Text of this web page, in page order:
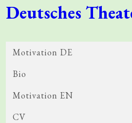
Deutsches
Motivation DE
Bio
Motivation EN
CV